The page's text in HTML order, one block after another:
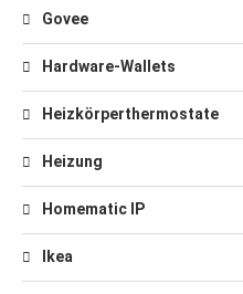
Govee
Hardware-Wallets
Heizkörperthermostate
Heizung
Homematic IP
Ikea